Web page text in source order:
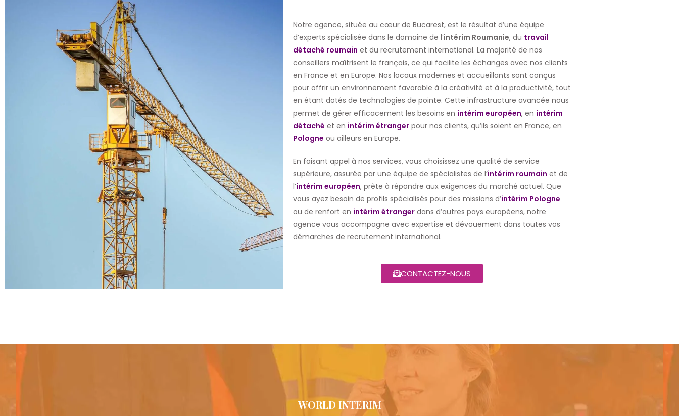
TRAVAILLEURS INTERIMAIRESNotre agence, située au cœur de Bucarest, est le résultat d’une équipe
d’experts spécialisée dans le domaine de l’intérim Roumanie, du travail
détaché roumain et du recrutement international. La majorité de nos
conseillers maîtrisent le français, ce qui facilite les échanges avec nos clients
en France et en Europe. Nos locaux modernes et accueillants sont conçus
pour offrir un environnement favorable à la créativité et à la productivité, tout
en étant dotés de technologies de pointe. Cette infrastructure avancée nous
permet de gérer efficacement les besoins en intérim européen, en intérim
détaché et en intérim étranger pour nos clients, qu’ils soient en France, en
Pologne ou ailleurs en Europe.
En faisant appel à nos services, vous choisissez une qualité de service
supérieure, assurée par une équipe de spécialistes de l’intérim roumain et de
l’intérim européen, prête à répondre aux exigences du marché actuel. Que
vous ayez besoin de profils spécialisés pour des missions d’intérim Pologne
ou de renfort en intérim étranger dans d’autres pays européens, notre
agence vous accompagne avec expertise et dévouement dans toutes vos
démarches de recrutement international.
CONTACTEZ-NOUS
WORLD INTERIM